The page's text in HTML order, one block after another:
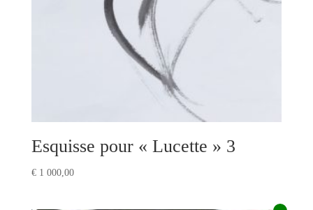
Esquisse pour « Lucette » 3
€1 000,00